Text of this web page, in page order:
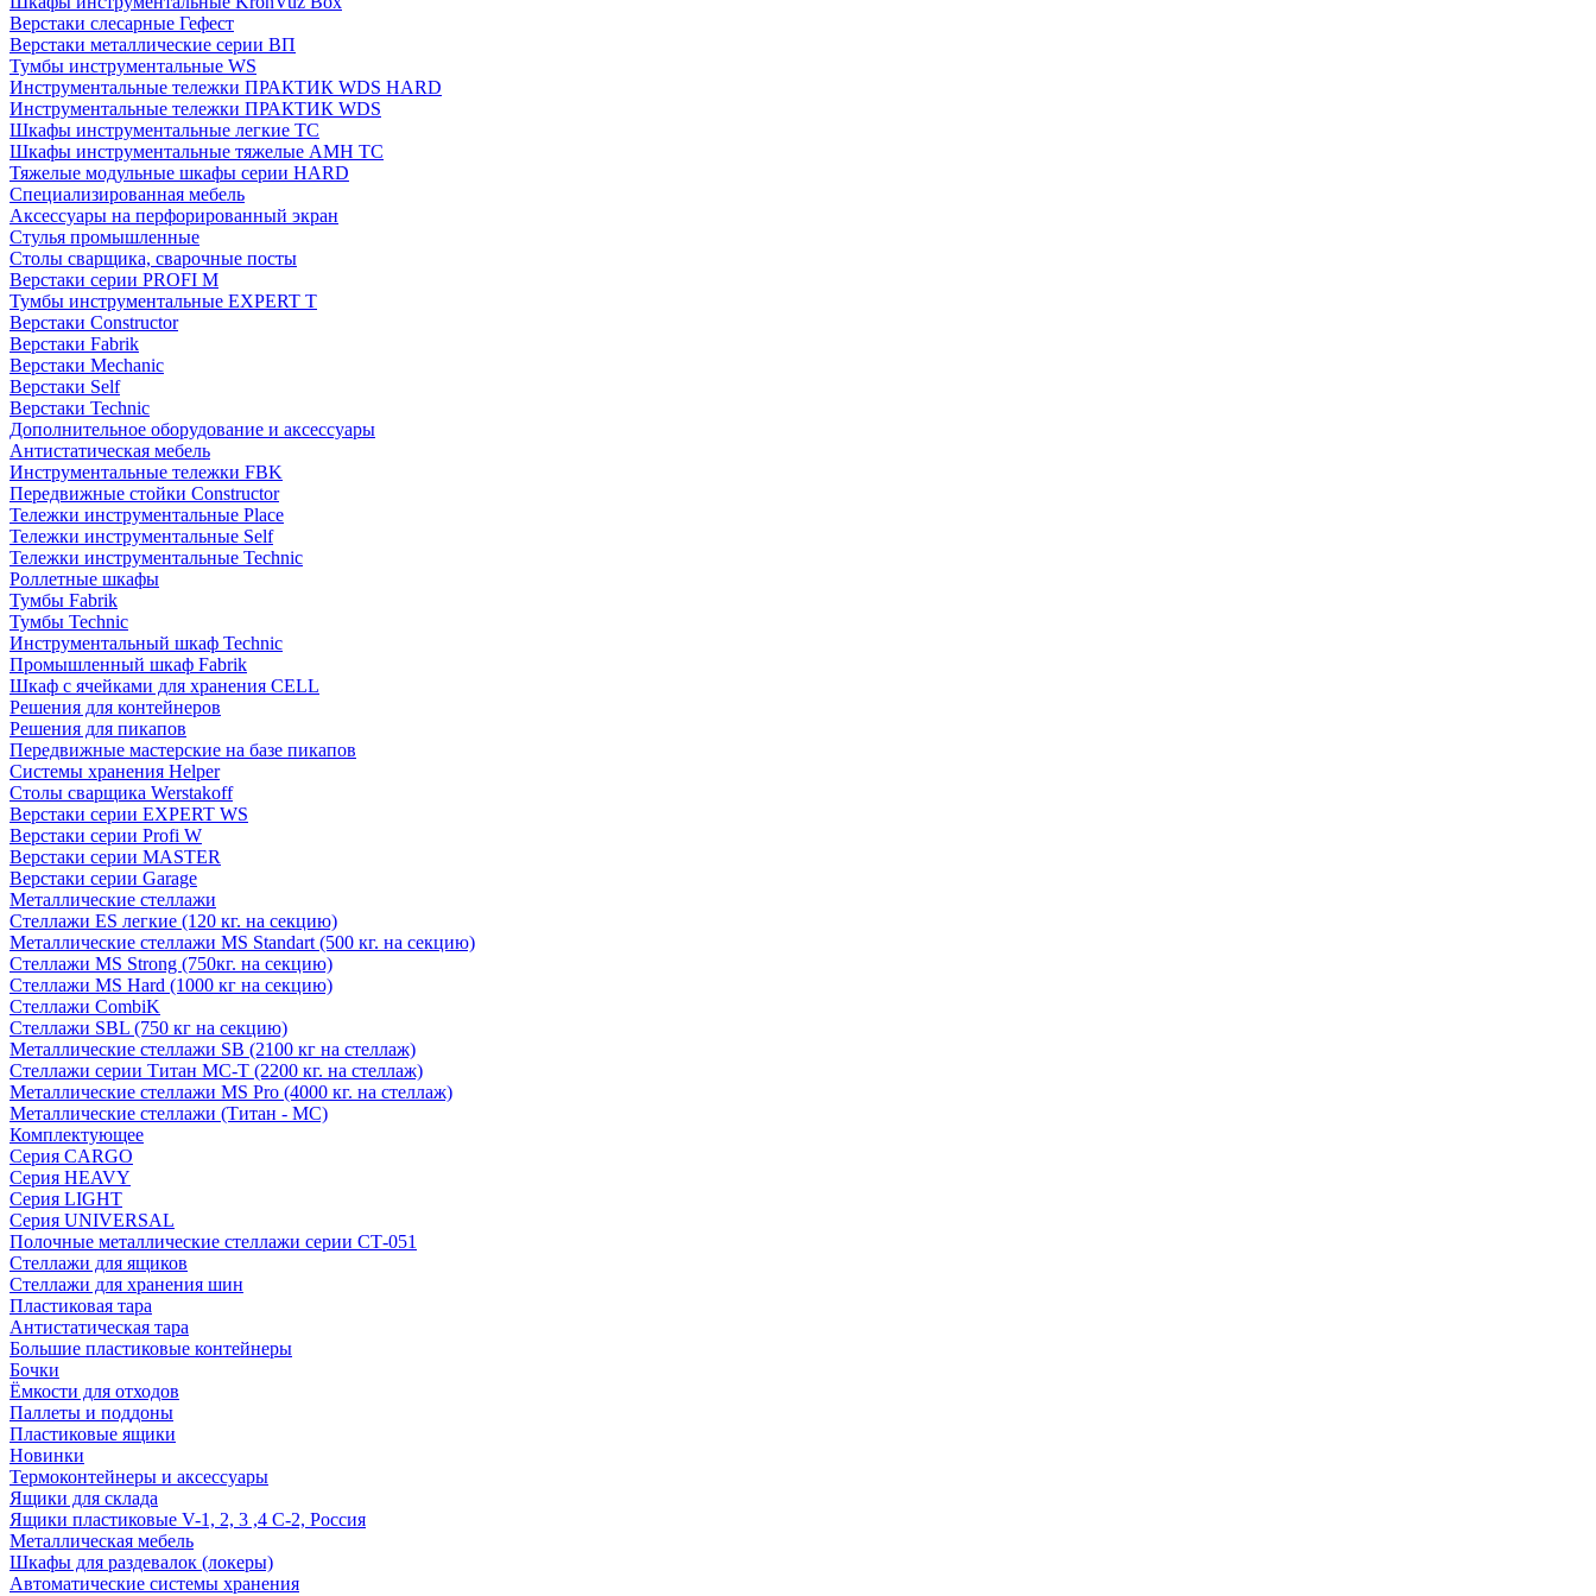
Верстаки слесарные Гефест
Верстаки металлические серии ВП
Тумбы инструментальные WS
Инструментальные тележки ПРАКТИК WDS HARD
Инструментальные тележки ПРАКТИК WDS
Шкафы инструментальные легкие ТС
Шкафы инструментальные тяжелые AMH TC
Тяжелые модульные шкафы серии HARD
Cпециализированная мебель
Аксессуары на перфорированный экран
Стулья промышленные
Столы сварщика, сварочные посты
Верстаки серии PROFI M
Тумбы инструментальные EXPERT T
Верстаки Constructor
Верстаки Fabrik
Верстаки Mechanic
Верстаки Self
Верстаки Technic
Дополнительное оборудование и аксессуары
Антистатическая мебель
Инструментальные тележки FBK
Передвижные стойки Constructor
Тележки инструментальные Place
Тележки инструментальные Self
Тележки инструментальные Technic
Роллетные шкафы
Тумбы Fabrik
Тумбы Technic
Инструментальный шкаф Technic
Промышленный шкаф Fabrik
Шкаф с ячейками для хранения CELL
Решения для контейнеров
Решения для пикапов
Передвижные мастерские на базе пикапов
Системы хранения Helper
Столы сварщика Werstakoff
Верстаки серии EXPERT WS
Верстаки серии Profi W
Верстаки серии MASTER
Верстаки серии Garage
Металлические стеллажи
Стеллажи ES легкие (120 кг. на секцию)
Металлические стеллажи MS Standart (500 кг. на секцию)
Стеллажи MS Strong (750кг. на секцию)
Стеллажи MS Hard (1000 кг на секцию)
Стеллажи CombiK
Стеллажи SBL (750 кг на секцию)
Металлические стеллажи SB (2100 кг на стеллаж)
Стеллажи серии Титан МС-Т (2200 кг. на стеллаж)
Металлические стеллажи MS Pro (4000 кг. на стеллаж)
Металлические стеллажи (Титан - МС)
Комплектующее
Серия CARGO
Серия HEAVY
Серия LIGHT
Серия UNIVERSAL
Полочные металлические стеллажи серии СТ-051
Стеллажи для ящиков
Стеллажи для хранения шин
Пластиковая тара
Антистатическая тара
Большие пластиковые контейнеры
Бочки
Ёмкости для отходов
Паллеты и поддоны
Пластиковые ящики
Новинки
Термоконтейнеры и аксессуары
Ящики для склада
Ящики пластиковые V-1, 2, 3 ,4 С-2, Россия
Металлическая мебель
Шкафы для раздевалок (локеры)
Автоматические системы хранения